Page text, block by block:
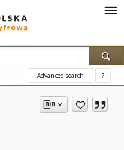
Advanced search ?